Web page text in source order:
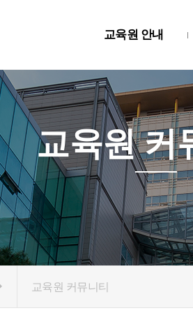
교육원 안내
교육원 커
교육원 커뮤니티